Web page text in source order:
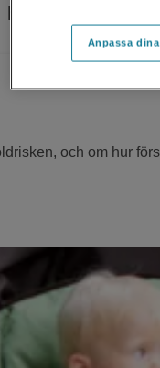
hemmet.
och om hur
Anpassa